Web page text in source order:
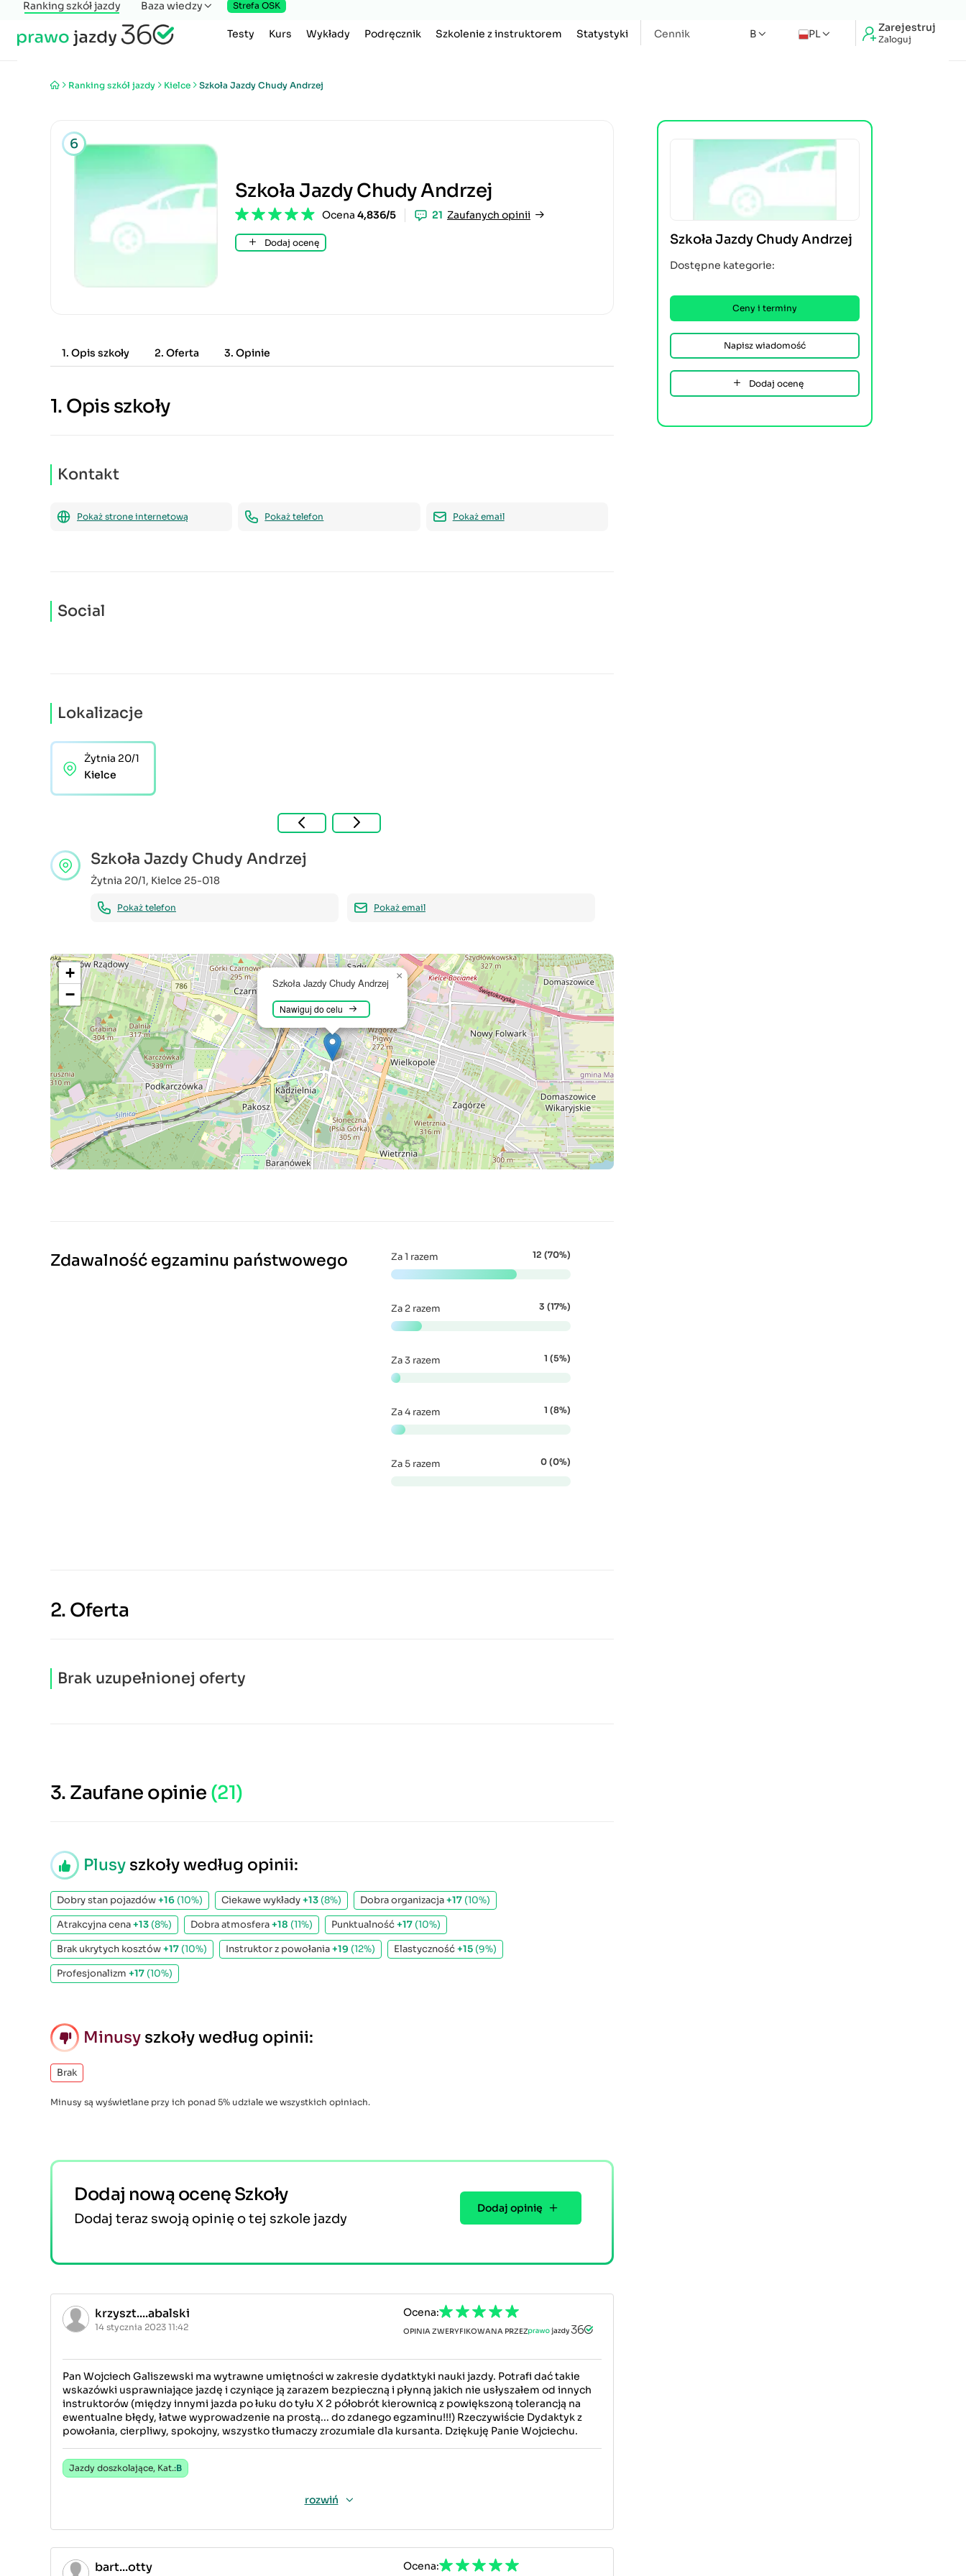
Zarejestruj
Zaloguj
PL
Testy Kurs Wykłady Podręcznik Szkolenie z instruktorem Statystyki Cennik B
Ranking szkół jazdy Baza wiedzy Strefa OSK
Ranking szkół jazdy Kielce Szkoła Jazdy Chudy Andrzej
6
Szkoła Jazdy Chudy Andrzej
Ocena 4,836/5 21 Zaufanych opinii
Dodaj ocenę
1. Opis szkoły 2. Oferta 3. Opinie
1. Opis szkoły
Kontakt
Pokaż strone internetową Pokaż telefon Pokaż email
Social
Lokalizacje
Żytnia 20/1
Kielce
Szkoła Jazdy Chudy Andrzej
Żytnia 20/1, Kielce 25-018
Pokaż telefon Pokaż email
Szkoła Jazdy Chudy Andrzej
Nawiguj do celu
×
+
−
Zdawalność egzaminu państwowego Za 1 razem 12 (70%)
Za 2 razem 3 (17%)
Za 3 razem 1 (5%)
Za 4 razem 1 (8%)
Za 5 razem 0 (0%)
2. Oferta
Brak uzupełnionej oferty
3. Zaufane opinie (21)
Plusy szkoły według opinii:
Dobry stan pojazdów+16 (10%) Ciekawe wykłady+13 (8%) Dobra organizacja+17 (10%)
Atrakcyjna cena+13 (8%) Dobra atmosfera+18 (11%) Punktualność+17 (10%)
Brak ukrytych kosztów+17 (10%) Instruktor z powołania+19 (12%) Elastyczność+15 (9%)
Profesjonalizm +17 (10%)
Minusy szkoły według opinii:
Brak
Minusy są wyświetlane przy ich ponad 5% udziale we wszystkich opiniach.
Dodaj nową ocenę Szkoły
Dodaj teraz swoją opinię o tej szkole jazdy
Dodaj opinię
krzyszt....abalski
14 stycznia 2023 11:42
Ocena:
OPINIA ZWERYFIKOWANA PRZEZ
Pan Wojciech Galiszewski ma wytrawne umiętności w zakresie dydatktyki nauki jazdy. Potrafi dać takie
wskazówki usprawniające jazdę i czyniące ją zarazem bezpieczną i płynną jakich nie usłyszałem od innych
instruktorów (między innymi jazda po łuku do tyłu X 2 półobrót kierownicą z powiększoną tolerancją na
ewentualne błędy, łatwe wyprowadzenie na prostą... do zdanego egzaminu!!!) Rzeczywiście Dydaktyk z
powołania, cierpliwy, spokojny, wszystko tłumaczy zrozumiale dla kursanta. Dziękuję Panie Wojciechu.
Jazdy doszkolające, Kat.:B
rozwiń
bart...otty Ocena:
Szkoła Jazdy Chudy Andrzej
Dostępne kategorie:
Ceny i terminy
Napisz wiadomość
Dodaj ocenę